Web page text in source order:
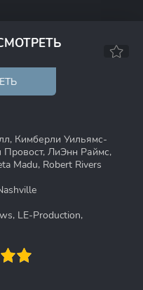
Кимберли Уильямс-
ЛиЭнн Раймс,
Madu, Robert Rivers
LE-Production,